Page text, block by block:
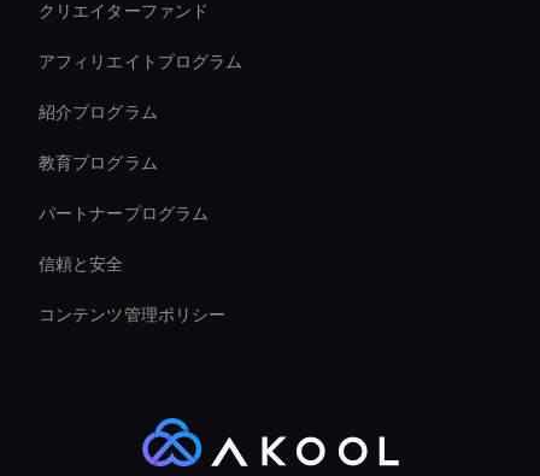
AI ビデオ編集ツール
クリエイターファンド
アフィリエイトプログラム
紹介プログラム
教育プログラム
パートナープログラム
信頼と安全
コンテンツ管理ポリシー